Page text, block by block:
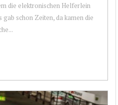
die elektronischen Helferlein
gab schon Zeiten, da kamen die